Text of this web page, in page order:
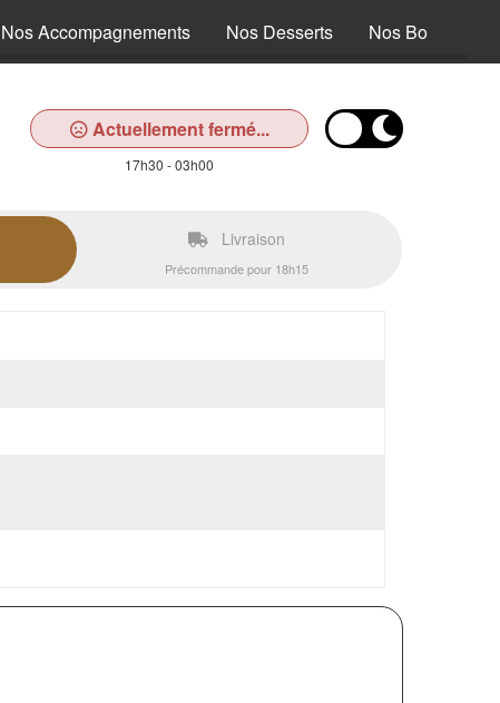
Nos Accompagnements Nos Desserts Nos Boissons
Actuellement fermé...
17h30 - 03h00
Livraison
Précommande pour 18h15